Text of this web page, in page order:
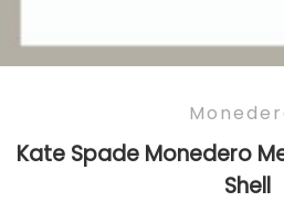
Kate Spade Monedero
Shell